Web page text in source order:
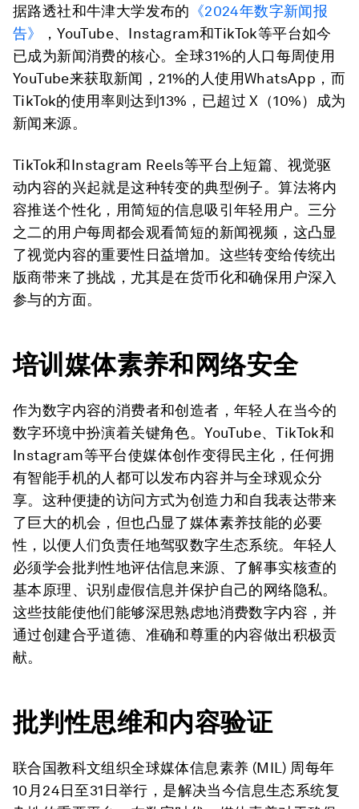
据路透社和牛津大学发布的 《2024年数字新闻报
告》
，YouTube、Instagram和TikTok等平台如今
已成为新闻消费的核心。全球31%的人口每周使用
YouTube来获取新闻，21%的人使用WhatsApp，而
TikTok的使用率则达到13%，已超过 X（10%）成为
新闻来源。
TikTok和Instagram Reels等平台上短篇、视觉驱
动内容的兴起就是这种转变的典型例子。算法将内
容推送个性化，用简短的信息吸引年轻用户。三分
之二的用户每周都会观看简短的新闻视频，这凸显
了视觉内容的重要性日益增加。这些转变给传统出
版商带来了挑战，尤其是在货币化和确保用户深入
参与的方面。
培训媒体素养和网络安全
作为数字内容的消费者和创造者，年轻人在当今的
数字环境中扮演着关键角色。YouTube、TikTok和
Instagram等平台使媒体创作变得民主化，任何拥
有智能手机的人都可以发布内容并与全球观众分
享。这种便捷的访问方式为创造力和自我表达带来
了巨大的机会，但也凸显了媒体素养技能的必要
性，以便人们负责任地驾驭数字生态系统。年轻人
必须学会批判性地评估信息来源、了解事实核查的
基本原理、识别虚假信息并保护自己的网络隐私。
这些技能使他们能够深思熟虑地消费数字内容，并
通过创建合乎道德、准确和尊重的内容做出积极贡
献。
批判性思维和内容验证
联合国教科文组织全球媒体信息素养 (MIL) 周每年
10月24日至31日举行，是解决当今信息生态系统复